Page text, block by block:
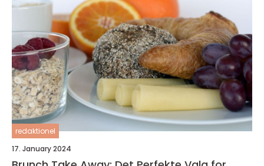
redaktionel
17. January 2024